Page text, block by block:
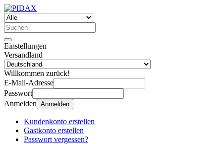
Einstellungen
Versandland
Willkommen zurück!
E-Mail-Adresse
Passwort
Anmelden Anmelden
Kundenkonto erstellen
Gastkonto erstellen
Passwort vergessen?